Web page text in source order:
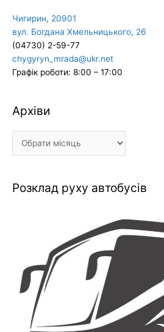
Чигирин, 20901
вул. Богдана Хмельницького, 26
(04730) 2-59-77
chygyryn_mrada@ukr.net
Графік роботи: 8:00 – 17:00
Архіви
Архіви
Розклад руху автобусів